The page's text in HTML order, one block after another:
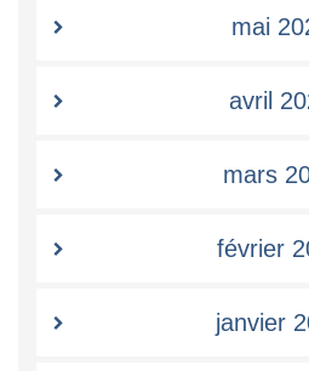
mai
avril
mars
février
janvier